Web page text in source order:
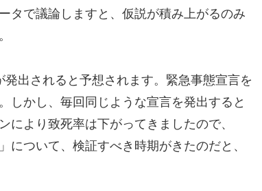
タで議論しますと、仮説が積み上がるのみ
出されると予想されます。緊急事態宣言を
しかし、毎回同じような宣言を発出すると
より致死率は下がってきましたので、
について、検証すべき時期がきたのだと、